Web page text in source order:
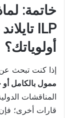
خاتمة:
أولوياتك؟
إذا كنت تبحث
ممول بالكامل أو
المناقشات
قارات أخرى؛